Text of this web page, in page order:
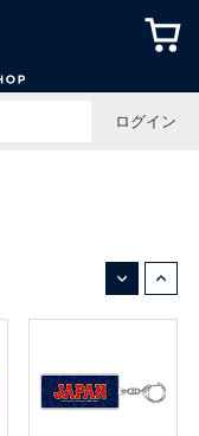
侍ジャパ
ログイン